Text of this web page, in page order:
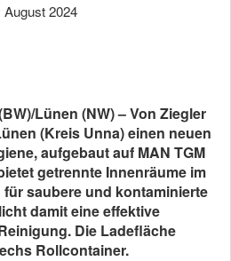
August 2024
Lünen (NW) – Von Ziegler
(Kreis Unna) einen neuen
aufgebaut auf MAN TGM
getrennte Innenräume im
saubere und kontaminierte
damit eine effektive
Die Ladefläche
Rollcontainer.